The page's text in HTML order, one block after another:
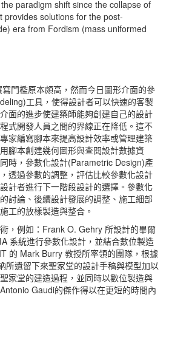
paradigm shift since the collapse of
provides solutions for the post-
era from Fordism (mass uniformed
門檻原本頗高，然而今日圖形介面的參
工具，使得設計者可以快速的客製
面的進步使建築師能夠創建自己的設計
式開發人員之間的界線正在降低。這不
家編寫腳本來提高設計效率或管理建築
腳本創建幾何圖形與查閱設計數據資
時，參數化設計(Parametric Design)產
透過參數的調整，評估比較參數化設計
計者進行下一階段設計的選擇。參數化
討論、後續設計發展的調整、施工細部
工的放樣製造與整合。
，例如：Frank O. Gehry 所設計的畢爾
系統進行參數化設計，並結合數位製造
的 Mark Burry 教授所率領的團隊，根據
所遺留下來聖家堂的設計手稿與模型加以
家堂的建造過程，並同時以數位製造與
Gaudi的傑作得以在更短的時間內